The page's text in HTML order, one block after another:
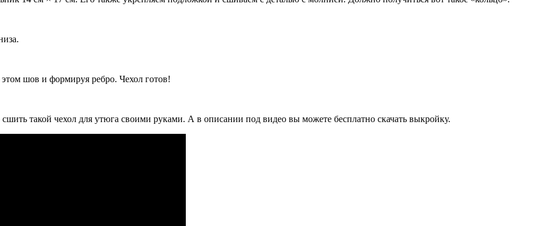
шов и формируя ребро. Чехол готов!
такой чехол для утюга своими руками. А в описании под видео вы можете бесплатно скачать выкройку.